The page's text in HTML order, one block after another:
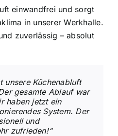
einwandfrei und sorgt
in unserer Werkhalle.
zuverlässig – absolut
unsere Küchenabluft
gesamte Ablauf war
haben jetzt ein
System. Der
und
zufrieden!“